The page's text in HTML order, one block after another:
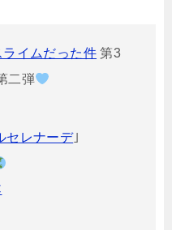
イムだった件 第3
二弾
セレナーデ｣